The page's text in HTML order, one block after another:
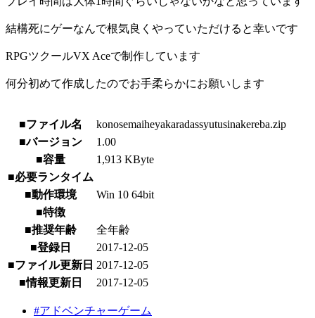
結構死にゲーなんで根気良くやっていただけると幸いです
RPGツクールVX Aceで制作しています
何分初めて作成したのでお手柔らかにお願いします
■ファイル名
konosemaiheyakaradassyutusinakereba.zip
■バージョン
1.00
■容量
1,913 KByte
■必要ランタイム
■動作環境
Win 10 64bit
■特徴
■推奨年齢
全年齢
■登録日
2017-12-05
■ファイル更新日 2017-12-05
■情報更新日
2017-12-05
#アドベンチャーゲーム